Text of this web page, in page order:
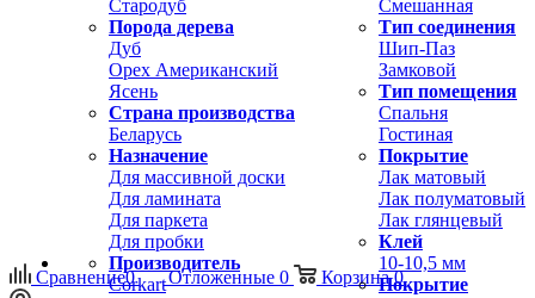
Стародуб
Порода дерева
Дуб
Орех Американский
Ясень
Страна производства
Беларусь
Смешанная
Тип соединения
Шип-Паз
Замковой
Тип помещения
Спальня
Гостиная
Назначение
Для массивной доски
Для ламината
Для паркета
Для пробки
Покрытие
Лак матовый
Лак полуматовый
Лак глянцевый
Клей
Производитель
Corkart
10-10,5 мм
Покрытие
Сравнение0 Отложенные 0 Корзина 0